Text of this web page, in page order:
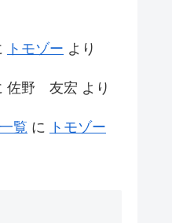
トモゾー より
佐野 友宏 より
覧 に
トモゾー